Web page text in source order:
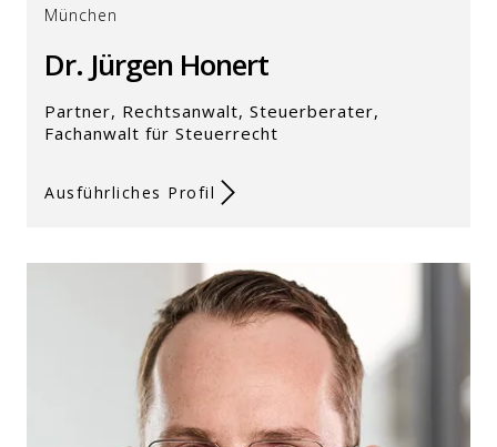
München
Dr. Jürgen Honert
Partner, Rechtsanwalt, Steuerberater,
Fachanwalt für Steuerrecht
Ausführliches Profil